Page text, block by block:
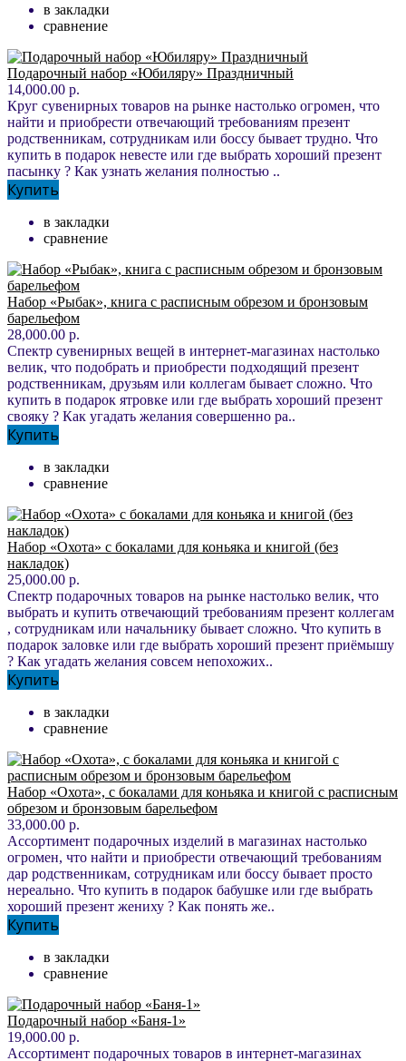
в закладки
сравнение
Подарочный набор «Юбиляру» Праздничный
14,000.00 р.
Круг сувенирных товаров на рынке настолько огромен, что
найти и приобрести отвечающий требованиям презент
родственникам, сотрудникам или боссу бывает трудно. Что
купить в подарок невесте или где выбрать хороший презент
пасынку ? Как узнать желания полностью ..
Купить
в закладки
сравнение
Набор «Рыбак», книга с расписным обрезом и бронзовым
барельефом
28,000.00 р.
Спектр сувенирных вещей в интернет-магазинах настолько
велик, что подобрать и приобрести подходящий презент
родственникам, друзьям или коллегам бывает сложно. Что
купить в подарок ятровке или где выбрать хороший презент
свояку ? Как угадать желания совершенно ра..
Купить
в закладки
сравнение
Набор «Охота» с бокалами для коньяка и книгой (без
накладок)
25,000.00 р.
Спектр подарочных товаров на рынке настолько велик, что
выбрать и купить отвечающий требованиям презент коллегам
, сотрудникам или начальнику бывает сложно. Что купить в
подарок заловке или где выбрать хороший презент приёмышу
? Как угадать желания совсем непохожих..
Купить
в закладки
сравнение
Набор «Охота», с бокалами для коньяка и книгой с расписным
обрезом и бронзовым барельефом
33,000.00 р.
Ассортимент подарочных изделий в магазинах настолько
огромен, что найти и приобрести отвечающий требованиям
дар родственникам, сотрудникам или боссу бывает просто
нереально. Что купить в подарок бабушке или где выбрать
хороший презент жениху ? Как понять же..
Купить
в закладки
сравнение
Подарочный набор «Баня-1»
19,000.00 р.
Ассортимент подарочных товаров в интернет-магазинах